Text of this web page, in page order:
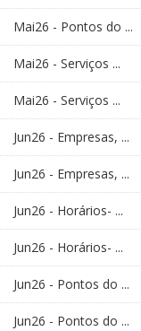
Mai26 - Pontos do ...
Mai26 - Serviços ...
Mai26 - Serviços ...
Jun26 - Empresas, ...
Jun26 - Empresas, ...
Jun26 - Horários- ...
Jun26 - Horários- ...
Jun26 - Pontos do ...
Jun26 - Pontos do ...